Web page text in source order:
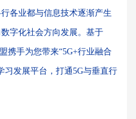
各业都与信息技术逐渐产生
字化社会方向发展。 基于
携手为您带来“5G+行业融合
习发展平台，打通5G与垂直行